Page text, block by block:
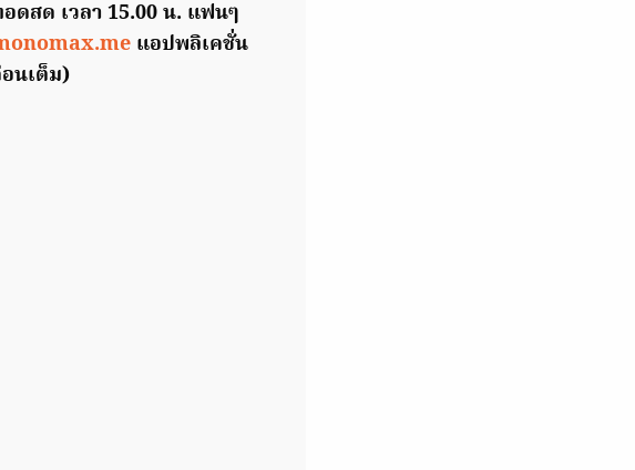
ดสด เวลา 15.00 น. แฟนๆ
แอปพลิเคชั่น
นเต็ม)